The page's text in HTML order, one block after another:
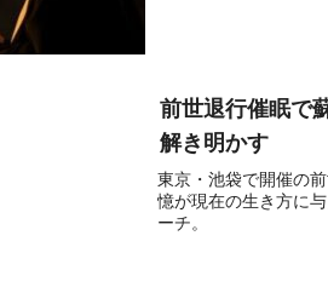
前世退行催眠で
解き明かす
東京・池袋で開催の
憶が現在の生き方に
ーチ。